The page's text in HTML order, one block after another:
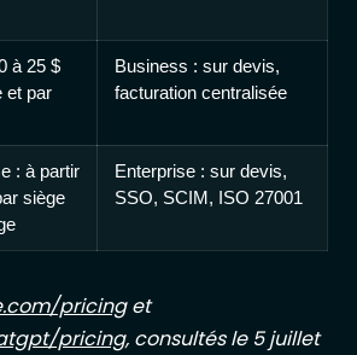
à 25 $
et par
Business : sur devis,
facturation centralisée
: à partir
siège
Enterprise : sur devis,
SSO, SCIM, ISO 27001
pricinget
pricing, consultés le 5 juillet